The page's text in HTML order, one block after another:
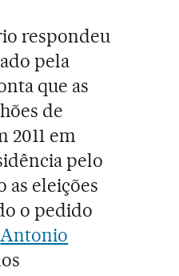
respondeu
pela
que as
de
2011 em
pelo
as eleições
o pedido
Antonio